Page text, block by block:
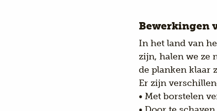
Bewerkingen
In het land van
zijn, halen we ze
de planken klaar
Er zijn
• Met borstelen